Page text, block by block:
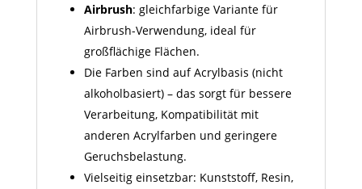
Airbrush: gleichfarbige Variante für
Airbrush-Verwendung, ideal für
großflächige Flächen.
Die Farben sind auf Acrylbasis (nicht
alkoholbasiert) – das sorgt für bessere
Verarbeitung, Kompatibilität mit
anderen Acrylfarben und geringere
Geruchsbelastung.
Vielseitig einsetzbar: Kunststoff, Resin,